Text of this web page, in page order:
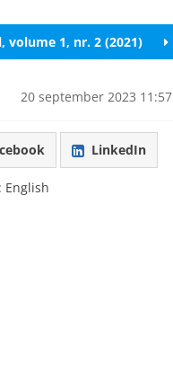
volume 1, nr. 2 (2021)
20 september 2023 11:57
LinkedIn
English